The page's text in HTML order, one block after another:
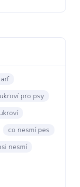
pro psy
co nesmí pes
nesmí